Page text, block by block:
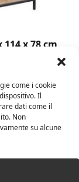
come i cookie
Il
dati come il
Non
su alcune
x 78 cm